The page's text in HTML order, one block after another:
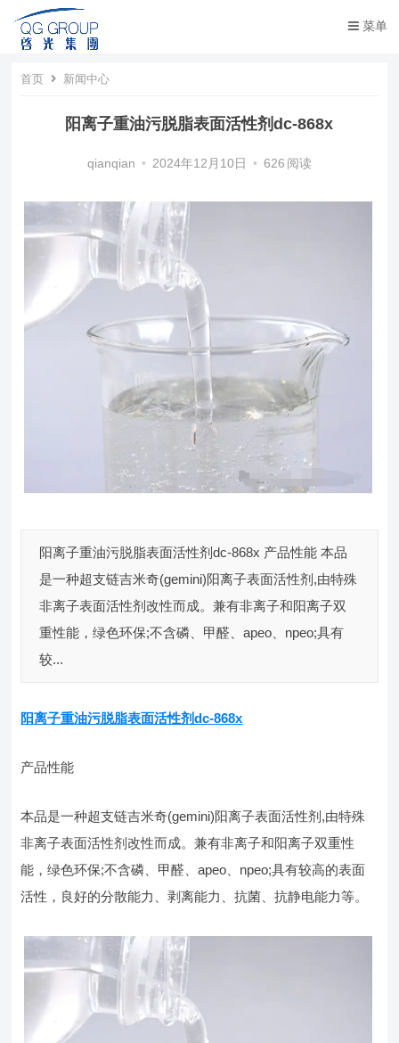
菜单
首页 新闻中心
阳离子重油污脱脂表面活性剂dc-868x
qianqian • 2024年12月10日 • 626 阅读
阳离子重油污脱脂表面活性剂dc-868x 产品性能 本品
是一种超支链吉米奇(gemini)阳离子表面活性剂,由特殊
非离子表面活性剂改性而成。兼有非离子和阳离子双
重性能，绿色环保;不含磷、甲醛、apeo、npeo;具有
较...
阳离子重油污脱脂表面活性剂dc-868x
产品性能
本品是一种超支链吉米奇(gemini)阳离子表面活性剂,由特殊
非离子表面活性剂改性而成。兼有非离子和阳离子双重性
能，绿色环保;不含磷、甲醛、apeo、npeo;具有较高的表面
活性，良好的分散能力、剥离能力、抗菌、抗静电能力等。